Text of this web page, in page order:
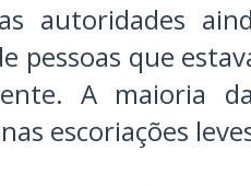
autoridades
pessoas que
A maioria
escoriações